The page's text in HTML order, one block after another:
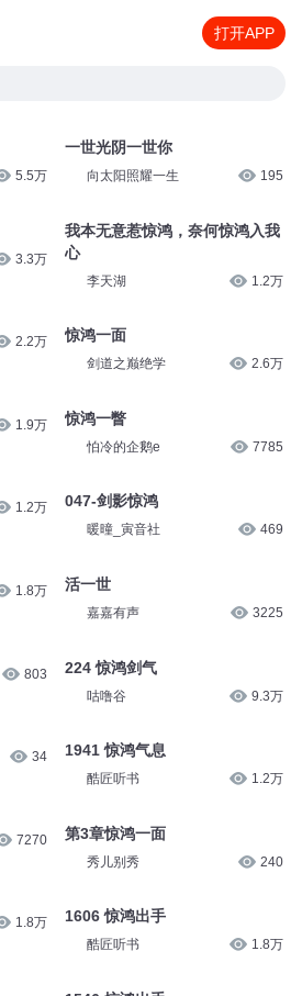
打开APP
5.5万
3.3万
2.2万
1.9万
1.2万
1.8万
803
34
7270
1.8万
一世光阴一世你
向太阳照耀一生 195
我本无意惹惊鸿，奈何惊鸿入我
心
李天湖 1.2万
惊鸿一面
剑道之巅绝学 2.6万
惊鸿一瞥
怕冷的企鹅e 7785
047-剑影惊鸿
暖曈_寅音社 469
活一世
嘉嘉有声 3225
224 惊鸿剑气
咕噜谷 9.3万
1941 惊鸿气息
酷匠听书 1.2万
第3章惊鸿一面
秀儿别秀 240
1606 惊鸿出手
酷匠听书 1.8万